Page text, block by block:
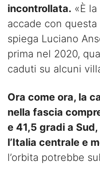
incontrollata. «È
accade con
spiega Luciano
prima nel 2020,
caduti su alcuni
Ora come ora, la
nella fascia
e 41,5 gradi a
l’Italia centrale e
l’orbita potrebbe